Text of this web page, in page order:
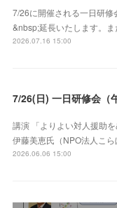
7/26に開催される一日研
&nbsp;延長いたします。
2026.07.16 15:00
7/26(日) 一日研修会（
講演 「よりよい対人援
伊藤美恵氏（NPO法人こ
2026.06.06 15:00